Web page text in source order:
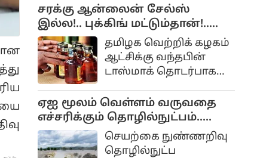
இருக்கிறது. ஏனெனில்
அதிர்ஷ்டம் நமக்கு
அடித்து நாம்
லட்சாதிபதியாகவோ,
கோடீஸ்வரனாகவோ
மாறிவிடமாட்டோமோ
என்கிற ஆசையும்
எதிர்பார்ப்புமே இதற்கு
காரணம்
சரக்கு ஆன்லைன் சேல்ஸ்
இல்ல!.. புக்கிங் மட்டும்தான்!..
அமைச்சர் விளக்கம்!..தமிழக வெற்றிக் கழகம்
ஆட்சிக்கு வந்தபின்
டாஸ்மாக் தொடர்பாக
எடுக்கப்பட்டு வருகிறது.
ஏஐ மூலம் வெள்ளம் வருவதை
எச்சரிக்கும் தொழில்நுட்பம்..
கேரள அரசு முடிவு..செயற்கை நுண்ணறிவு
தொழில்நுட்ப